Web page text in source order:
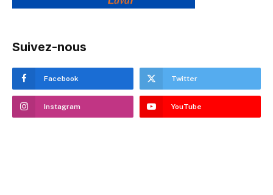
Suivez-nous
Facebook Twitter
Instagram YouTube